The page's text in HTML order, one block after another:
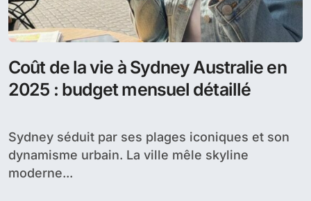
Coût de la vie à Sydney Australie en
2025 : budget mensuel détaillé
Sydney séduit par ses plages iconiques et son
dynamisme urbain. La ville mêle skyline
moderne...